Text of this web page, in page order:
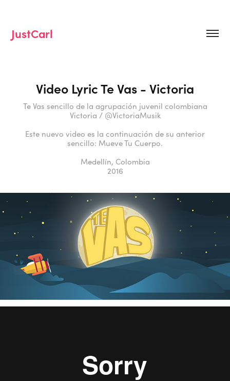
JustCarl
Video Lyric Te Vas - Victoria
Te Vas sencillo de la agrupación juvenil colombiana
Victoria / @VictoriaMusik
Este nuevo video es la continuación de su anterior
sencillo: Mueve Tu Cuerpo.
Medellín, Colombia